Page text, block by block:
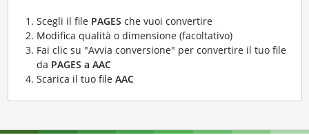
Scegli il file PAGES che vuoi convertire
Modifica qualità o dimensione (facoltativo)
Fai clic su "Avvia conversione" per convertire il tuo file
da PAGES a AAC
Scarica il tuo file AAC